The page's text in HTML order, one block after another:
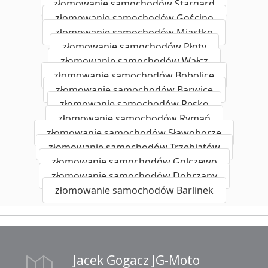
złomowanie samochodów Stargard
złomowanie samochodów Gościno
złomowanie samochodów Miastko
złomowanie samochodów Płoty
złomowanie samochodów Wałcz
złomowanie samochodów Bobolice
złomowanie samochodów Barwice
złomowanie samochodów Resko
złomowanie samochodów Rymań
złomowanie samochodów Sławoborze
złomowanie samochodów Trzebiatów
złomowanie samochodów Golczewo
złomowanie samochodów Dobrzany
złomowanie samochodów Barlinek
Jacek Gogacz JG-Moto